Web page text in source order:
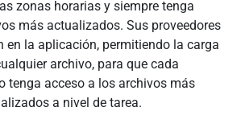
zonas horarias y siempre tenga
más actualizados. Sus proveedores
en la aplicación, permitiendo la carga
archivo, para que cada
tenga acceso a los archivos más
a nivel de tarea.